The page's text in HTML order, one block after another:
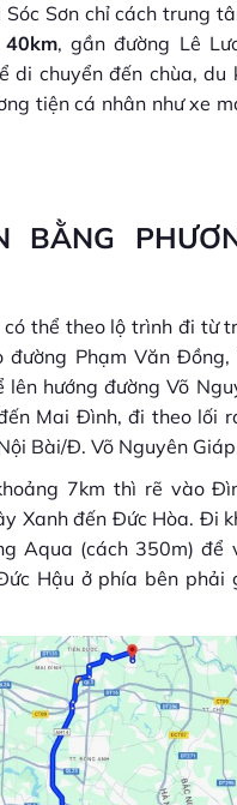
Sơn chỉ cách trung
, gần đường Lê
di chuyển đến chùa, du
tiện cá nhân như xe
BẰNG
thể theo lộ trình đi từ
Phạm Văn Đồng,
lên hướng đường Võ
Mai Đình, đi theo lối
Bài/Đ. Võ Nguyên
7km thì rẽ vào
Xanh đến Đức Hòa. Đi
Aqua (cách 350m) để
Hậu ở phía bên phải